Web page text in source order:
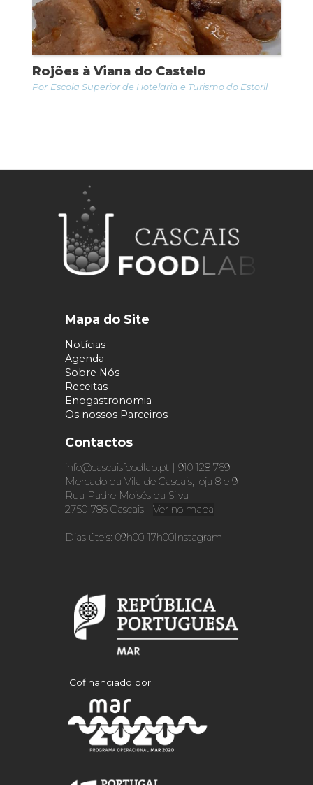
Rojões à Viana do Castelo
Escola Superior de Hotelaria e Turismo do Estoril
Mapa do Site
Notícias
Agenda
Sobre Nós
Receitas
Enogastronomia
Os nossos Parceiros
Contactos
info@cascaisfoodlab.pt | 910 128 769
Mercado da Vila de Cascais, loja 8 e 9
Rua Padre Moisés da Silva
2750-786 Cascais -Ver no mapa
Dias úteis: 09h00-17h00Instagram
Cofinanciado por: